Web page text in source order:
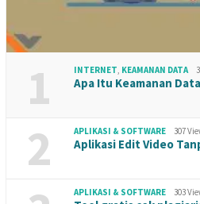
1 INTERNET, KEAMANAN DATA
Apa Itu Keamanan
2 APLIKASI & SOFTWARE 307
Aplikasi Edit Video
APLIKASI & SOFTWARE 303